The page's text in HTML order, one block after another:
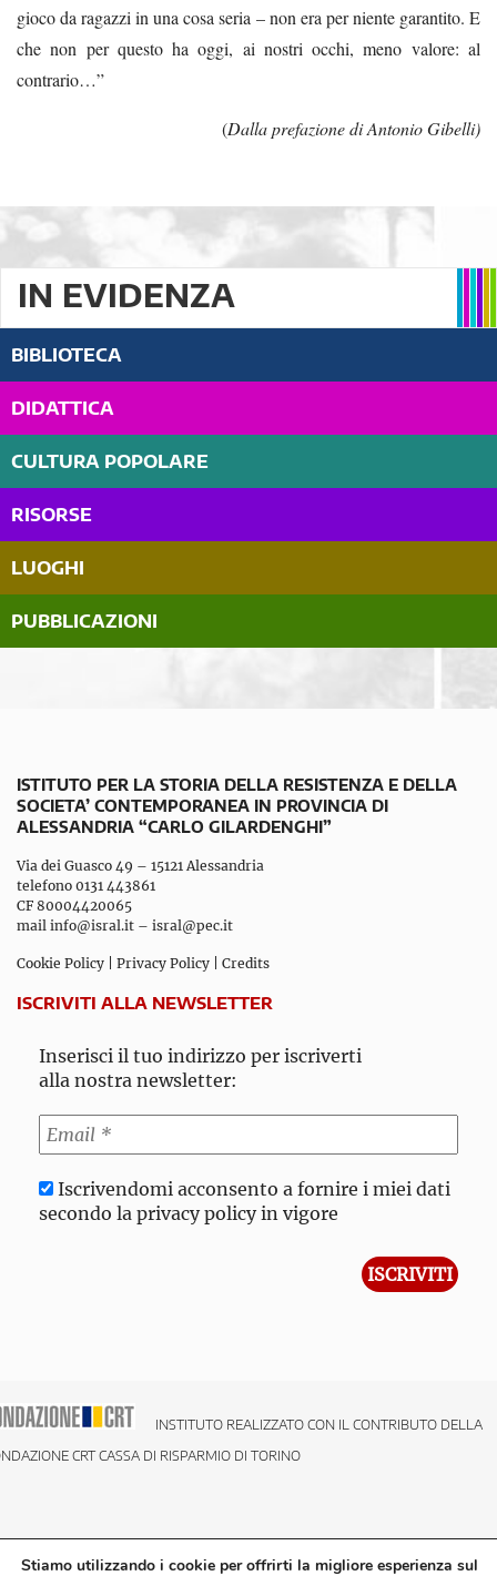
gioco da ragazzi in una cosa seria – non era per niente garantito. E
che non per questo ha oggi, ai nostri occhi, meno valore: al
contrario…”
(Dalla prefazione di Antonio Gibelli)
IN EVIDENZA
BIBLIOTECA
DIDATTICA
CULTURA POPOLARE
RISORSE
LUOGHI
PUBBLICAZIONI
ISTITUTO PER LA STORIA DELLA RESISTENZA E DELLA
SOCIETA’ CONTEMPORANEA IN PROVINCIA DI
ALESSANDRIA “CARLO GILARDENGHI”
Via dei Guasco 49 – 15121 Alessandria
telefono 0131 443861
CF 80004420065
mail info@isral.it – isral@pec.it
Cookie Policy Privacy Policy Credits
ISCRIVITI ALLA NEWSLETTER
Inserisci il tuo indirizzo per iscriverti
alla nostra newsletter:
Iscrivendomi acconsento a fornire i miei dati
secondo la privacy policy in vigore
INSTITUTO REALIZZATO CON IL CONTRIBUTO DELLA
CRT CASSA DI RISPARMIO DI TORINO
Stiamo utilizzando i cookie per offrirti la migliore esperienza sul